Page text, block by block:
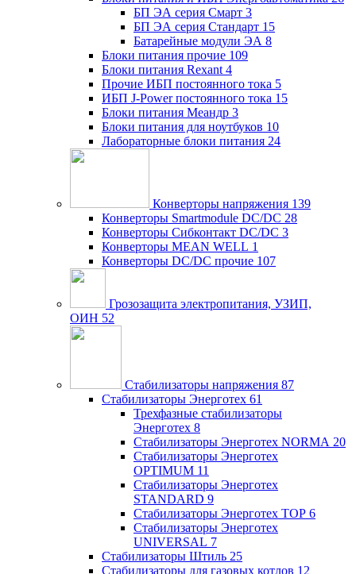
БП ЭА серия Смарт 3
БП ЭА серия Стандарт 15
Батарейные модули ЭА 8
Блоки питания прочие 109
Блоки питания Rexant 4
Прочие ИБП постоянного тока 5
ИБП J-Power постоянного тока 15
Блоки питания Меандр 3
Блоки питания для ноутбуков 10
Лабораторные блоки питания 24
Конверторы напряжения 139
Конверторы Smartmodule DC/DC 28
Конверторы Сибконтакт DC/DC 3
Конверторы MEAN WELL 1
Конверторы DC/DC прочие 107
Грозозащита электропитания, УЗИП,
ОИН 52
Стабилизаторы напряжения 87
Стабилизаторы Энерготех 61
Трехфазные стабилизаторы
Энерготех 8
Стабилизаторы Энерготех NORMA 20
Стабилизаторы Энерготех
OPTIMUM 11
Стабилизаторы Энерготех
STANDARD 9
Стабилизаторы Энерготех TOP 6
Стабилизаторы Энерготех
UNIVERSAL 7
Стабилизаторы Штиль 25
Стабилизаторы для газовых котлов 12